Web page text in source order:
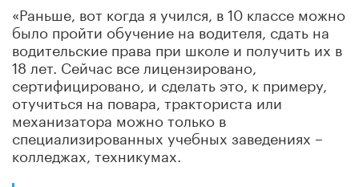
«Раньше, вот когда я учился, в 10 классе можно
было пройти обучение на водителя, сдать на
водительские права при школе и получить их в
18 лет. Сейчас все лицензировано,
сертифицировано, и сделать это, к примеру,
отучиться на повара, тракториста или
механизатора можно только в
специализированных учебных заведениях –
колледжах, техникумах.